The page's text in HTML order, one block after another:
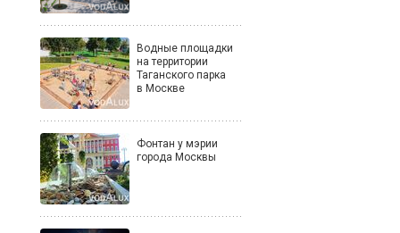
Водные площадки
на территории
Таганского парка
в Москве
Фонтан у мэрии
города Москвы